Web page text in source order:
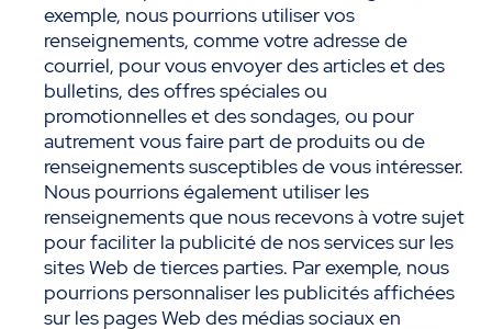
exemple, nous pourrions utiliser vos
renseignements, comme votre adresse de
courriel, pour vous envoyer des articles et des
bulletins, des offres spéciales ou
promotionnelles et des sondages, ou pour
autrement vous faire part de produits ou de
renseignements susceptibles de vous intéresser.
Nous pourrions également utiliser les
renseignements que nous recevons à votre sujet
pour faciliter la publicité de nos services sur les
sites Web de tierces parties. Par exemple, nous
pourrions personnaliser les publicités affichées
sur les pages Web des médias sociaux en